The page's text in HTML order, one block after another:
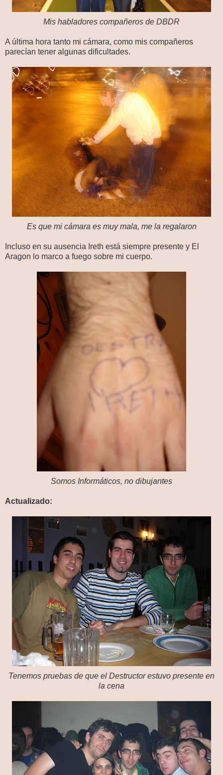
Mis habladores compañeros de DBDR
A última hora tanto mi cámara, como mis compañeros
parecían tener algunas dificultades.
Es que mi cámara es muy mala, me la regalaron
Incluso en su ausencia Ireth está siempre presente y El
Aragon lo marco a fuego sobre mi cuerpo.
Somos Informáticos, no dibujantes
Actualizado:
Tenemos pruebas de que el Destructor estuvo presente en
la cena